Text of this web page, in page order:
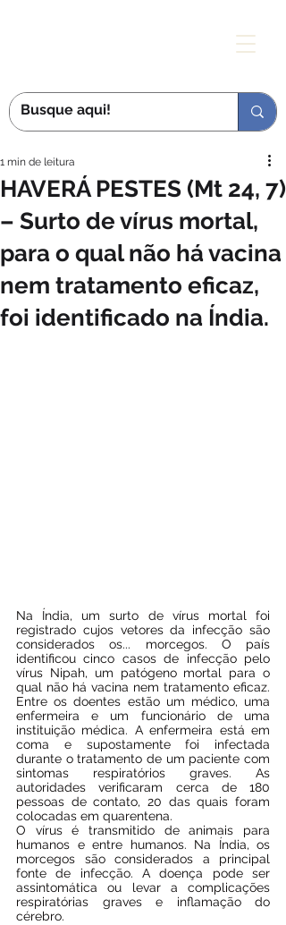
HAVERÁ PESTES (Mt 24, 7)
– Surto de vírus mortal,
para o qual não há vacina
nem tratamento eficaz,
foi identificado na Índia.
1 min de leitura
Na Índia, um surto de vírus mortal foi
registrado cujos vetores da infecção são
considerados os... morcegos. O país
identificou cinco casos de infecção pelo
vírus Nipah, um patógeno mortal para o
qual não há vacina nem tratamento eficaz.
Entre os doentes estão um médico, uma
enfermeira e um funcionário de uma
instituição médica. A enfermeira está em
coma e supostamente foi infectada
durante o tratamento de um paciente com
sintomas respiratórios graves. As
autoridades verificaram cerca de 180
pessoas de contato, 20 das quais foram
colocadas em quarentena.
O vírus é transmitido de animais para
humanos e entre humanos. Na Índia, os
morcegos são considerados a principal
fonte de infecção. A doença pode ser
assintomática ou levar a complicações
respiratórias graves e inflamação do
cérebro.